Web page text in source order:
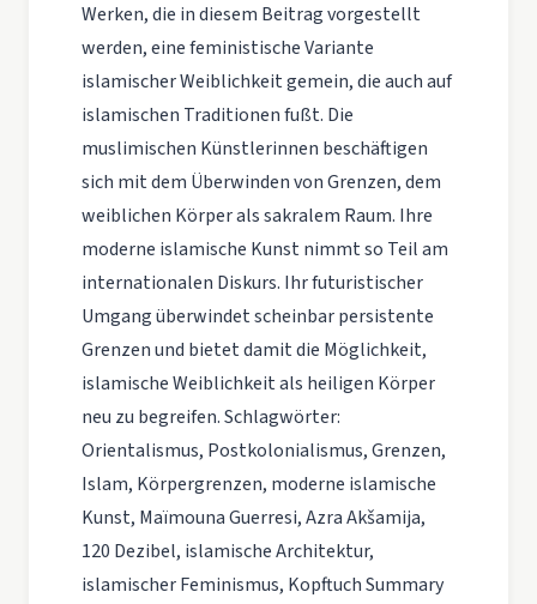
Werken, die in diesem Beitrag vorgestellt
werden, eine feministische Variante
islamischer Weiblichkeit gemein, die auch auf
islamischen Traditionen fußt. Die
muslimischen Künstlerinnen beschäftigen
sich mit dem Überwinden von Grenzen, dem
weiblichen Körper als sakralem Raum. Ihre
moderne islamische Kunst nimmt so Teil am
internationalen Diskurs. Ihr futuristischer
Umgang überwindet scheinbar persistente
Grenzen und bietet damit die Möglichkeit,
islamische Weiblichkeit als heiligen Körper
neu zu begreifen. Schlagwörter:
Orientalismus, Postkolonialismus, Grenzen,
Islam, Körpergrenzen, moderne islamische
Kunst, Maïmouna Guerresi, Azra Akšamija,
120 Dezibel, islamische Architektur,
islamischer Feminismus, Kopftuch Summary